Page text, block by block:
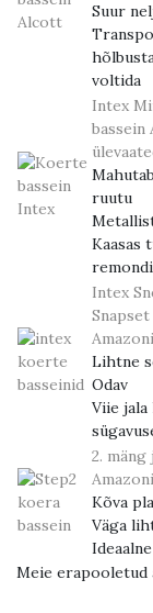
Suur
voltida
Intex
bassein
ruutu
Kaasas
Intex
Lihtne
Odav
Viie
2. mäng
Kõva
Väga
Meie erapooletud